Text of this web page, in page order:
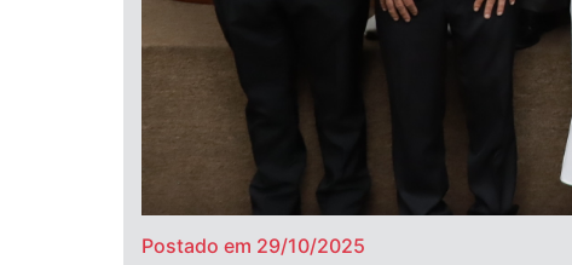
Postado em 29/10/2025